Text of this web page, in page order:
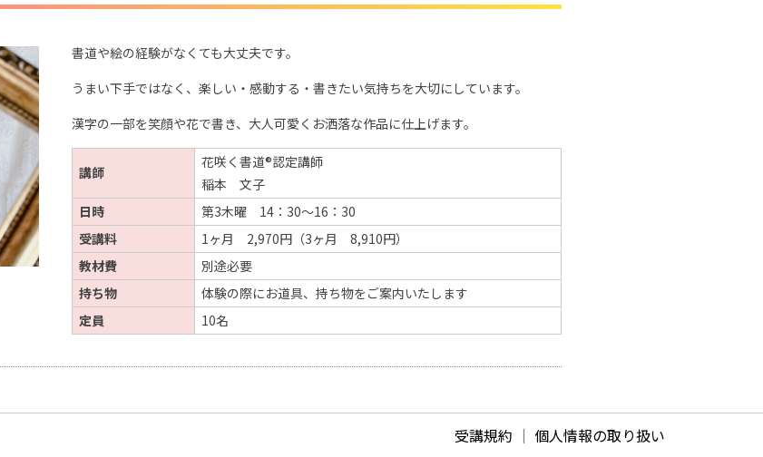
書道や絵の経験がなくても大丈夫です。
うまい下手ではなく、楽しい・感動する・書きたい気持ちを大切にしています。
漢字の一部を笑顔や花で書き、大人可愛くお洒落な作品に仕上げます。
講師
花咲く書道®認定講師
稲本 文子
日時
第3木曜 14：30～16：30
受講料
1ヶ月 2,970円（3ヶ月 8,910円）
教材費
別途必要
持ち物
体験の際にお道具、持ち物をご案内いたします
定員
10名
受講規約 ｜ 個人情報の取り扱い